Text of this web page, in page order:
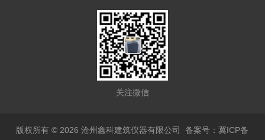
关注微信
版权所有 © 2026 沧州鑫科建筑仪器有限公司备案号：冀ICP备